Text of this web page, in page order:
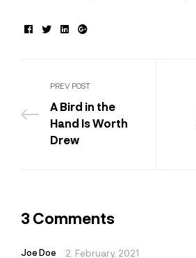
Facebook
TwitterLinkedin
Google+
PREV POST
A Bird in the
Hand Is Worth
Drew
3 Comments
Joe Doe 2. February, 2021